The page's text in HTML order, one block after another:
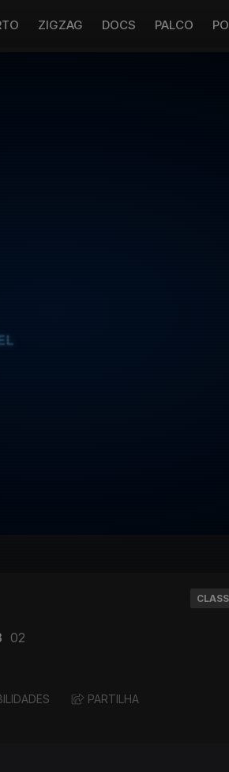
ZIGZAG DOCS PALCO
02
PARTILHA